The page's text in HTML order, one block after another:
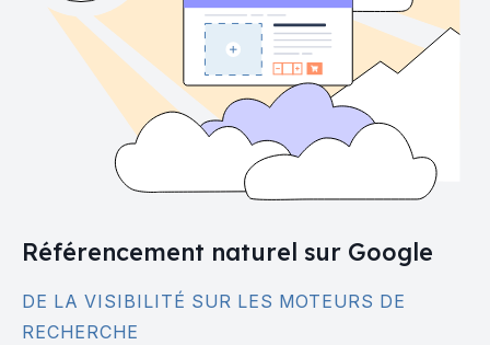
Référencement naturel sur Google
DE LA VISIBILITÉ SUR LES MOTEURS DE
RECHERCHE